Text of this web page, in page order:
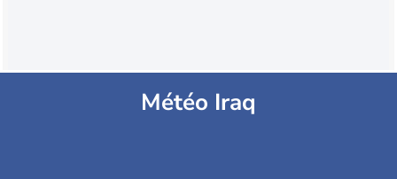
Météo Iraq